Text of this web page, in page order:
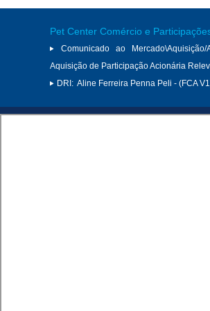
Pet Center Comércio e
Comunicado ao
Aquisição de Participação Acionária
DRI: Aline Ferreira Penna Peli - (FCA